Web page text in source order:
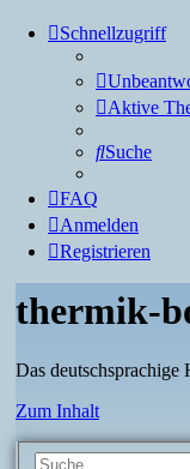
Schnellzugriff
Aktive
Suche
FAQ
Anmelden
Registrieren
thermik-
Das
Zum Inhalt